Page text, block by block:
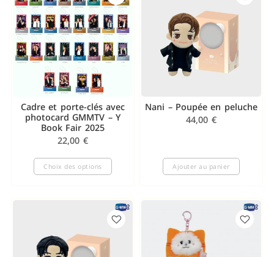
Cadre et porte-clés avec
photocard GMMTV – Y
Book Fair 2025
22,00 €
Choix des options
Nani – Poupée en peluche
44,00 €
Ajouter au panier